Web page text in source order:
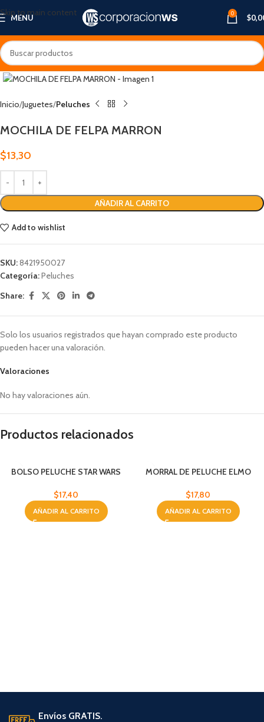
Skip to main content
MENU 0 $
Inicio Juguetes Peluches
MOCHILA DE FELPA MARRON
$13,30
AÑADIR AL CARRITO
Add to wishlist
SKU:8421950027
Categoría:Peluches
Share:
Valoraciones
No hay valoraciones aún.
Solo los usuarios registrados que hayan comprado este producto
pueden hacer una valoración.
Productos relacionados
BOLSO PELUCHE STAR WARS
$17,40
AÑADIR AL CARRITO
MORRAL DE PELUCHE ELMO
$17,80
AÑADIR AL CARRITO
Envíos GRATIS.